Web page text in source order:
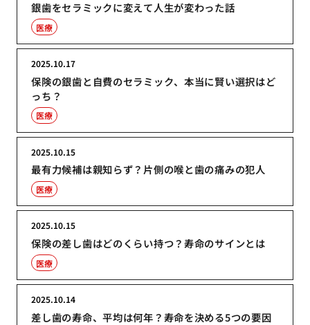
銀歯をセラミックに変えて人生が変わった話
医療
保険の銀歯と自費のセラミック、本当に賢い選択はど
っち？
2025.10.17
医療
最有力候補は親知らず？片側の喉と歯の痛みの犯人
2025.10.15
医療
保険の差し歯はどのくらい持つ？寿命のサインとは
2025.10.15
医療
差し歯の寿命、平均は何年？寿命を決める5つの要因
2025.10.14